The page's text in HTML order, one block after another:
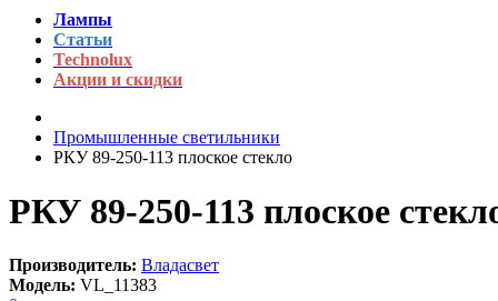
Лампы
Статьи
Technolux
Акции и скидки
Промышленные светильники
РКУ 89-250-113 плоское стекло
РКУ 89-250-113 плоское
Производитель: Владасвет
Модель: VL_11383